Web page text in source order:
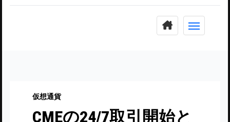
仮想通貨
CMEの24/7取引開始と